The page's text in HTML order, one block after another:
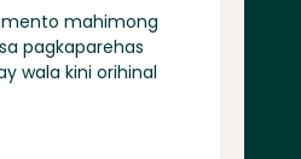
mahimong
pagkaparehas
wala kini orihinal